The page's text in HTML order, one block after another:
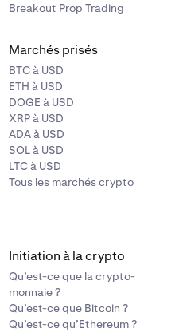
Breakout Prop Trading
Marchés prisés
BTC à USD
ETH à USD
DOGE à USD
XRP à USD
ADA à USD
SOL à USD
LTC à USD
Tous les marchés crypto
Initiation à la crypto
Qu’est-ce que la crypto-
monnaie ?
Qu’est-ce que Bitcoin ?
Qu’est-ce qu’Ethereum ?